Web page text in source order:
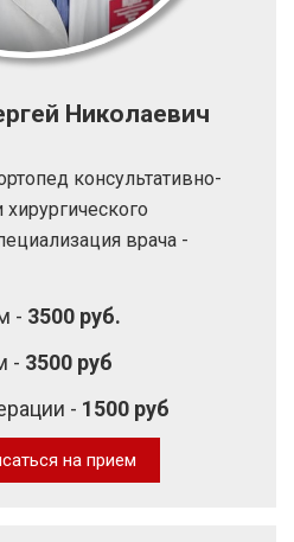
Николаевич
консультативно-
хирургического
врача -
- 3500 руб.
- 3500 руб
- 1500 руб
на прием